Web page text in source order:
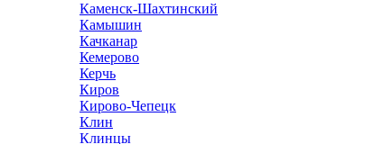
Каменск-Шахтинский
Камышин
Качканар
Кемерово
Керчь
Киров
Кирово-Чепецк
Клин
Клинцы